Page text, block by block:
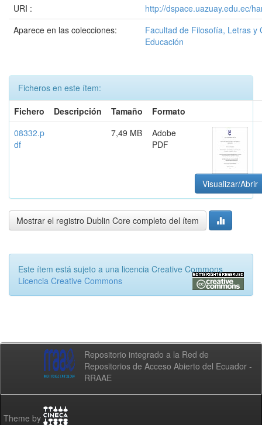
URI :
http://dspace.uazuay.edu.ec/
Aparece en las colecciones:
Facultad de Filosofía, Letras y
Educación
Ficheros en este ítem:
Fichero
Descripción Tamaño
Formato
08332.p
df
7,49 MB
Adobe
PDF
Visualizar/Abrir
Mostrar el registro Dublin Core completo del ítem
Este ítem está sujeto a una licencia Creative Commons
Licencia Creative Commons
Repositorio integrado a la Red de
Repositorios de Acceso Abierto del Ecuador -
RRAAE
Theme by